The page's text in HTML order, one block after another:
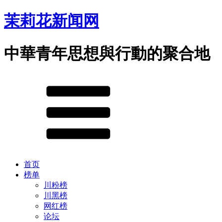
茉莉花新闻网
中華青年思想與行動的聚合地
首页
榜单
川粉榜
川黑榜
网红榜
论坛